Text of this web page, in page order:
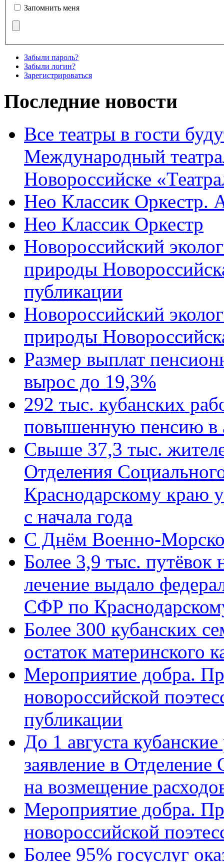
Запомнить меня
Забыли пароль?
Забыли логин?
Зарегистрироваться
Последние новости
Все театры в гости
Международный
Новороссийске
Нео Классик Оркестр.
Нео Классик Оркестр
Новороссийский
природы
публикации
Новороссийский
природы
Размер выплат
вырос до 19,3%
292 тыс. кубанских
повышенную пенсию в
Свыше 37,3 тыс.
Отделения
Краснодарскому краю
с начала года
C Днём Военно-
Более 3,9 тыс. путёвок
лечение выдало
СФР по
Более 300 кубанских
остаток материнского
Мероприятие добра.
новороссийской
публикации
До 1 августа
заявление в
на возмещение
Мероприятие добра.
новороссийской
Более 95% госуслуг